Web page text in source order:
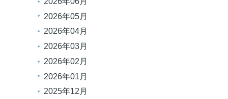
2026年05月
2026年04月
2026年03月
2026年02月
2026年01月
2025年12月